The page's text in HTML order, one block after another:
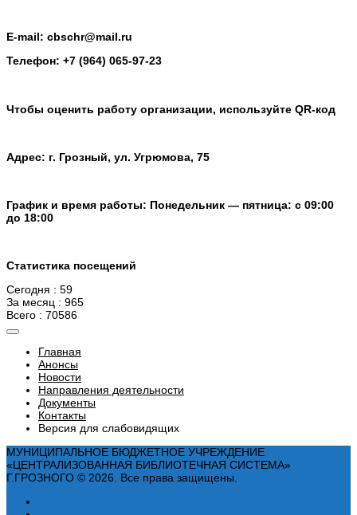
E-mail: cbschr@mail.ru
Телефон: +7 (964) 065-97-23
Чтобы оценить работу организации, используйте QR-код
Адрес: г. Грозный, ул. Угрюмова, 75
График и время работы: Понедельник — пятница: с 09:00
до 18:00
Статистика посещений
Сегодня : 59
За месяц : 965
Всего : 70586
Главная
Анонсы
Новости
Направления деятельности
Документы
Контакты
Версия для слабовидящих
МУНИЦИПАЛЬНОЕ БЮДЖЕТНОЕ УЧРЕЖДЕНИЕ
«ЦЕНТРАЛИЗОВАННАЯ БИБЛИОТЕЧНАЯ СИСТЕМА»
Г.ГРОЗНОГО © 2026. Все права защищены.